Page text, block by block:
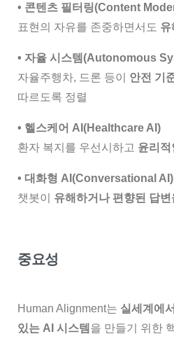
• 콘텐츠 필터링(Content
표현의 자유를 존중하면서도 유
• 자율 시스템(Autonomous
자율주행차, 드론 등이 안전 기
따르도록 정렬
• 헬스케어 AI(Healthcare AI)
환자 복지를 우선시하고 윤리적
• 대화형 AI(Conversational AI)
챗봇이 유해하거나 편향된 답
중요성
Human Alignment는 실세계에
있는 AI 시스템 을 만들기 위한